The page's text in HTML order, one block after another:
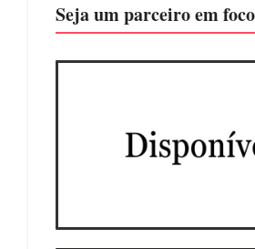
Seja um parceiro em foco